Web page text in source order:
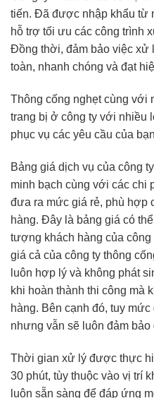
tiến. Đã được nhập khẩu từ
hỗ trợ tối ưu các công trình
Đồng thời, đảm bảo việc xử
toàn, nhanh chóng và đạt
Thông cống nghẹt cùng với
trang bị ở công ty với nhiều
phục vụ các yêu cầu của
Bảng giá dịch vụ của công
minh bạch cùng với các
đưa ra mức giá rẻ, phù hợp
hàng. Đây là bảng giá có
tượng khách hàng của công
giá cả của công ty thông
luôn hợp lý và không phát
khi hoàn thành thi công mà
hàng. Bên cạnh đó, tuy
nhưng vẫn sẽ luôn đảm
Thời gian xử lý được thực
30 phút, tùy thuộc vào vị trí
luôn sẵn sàng để đáp ứng